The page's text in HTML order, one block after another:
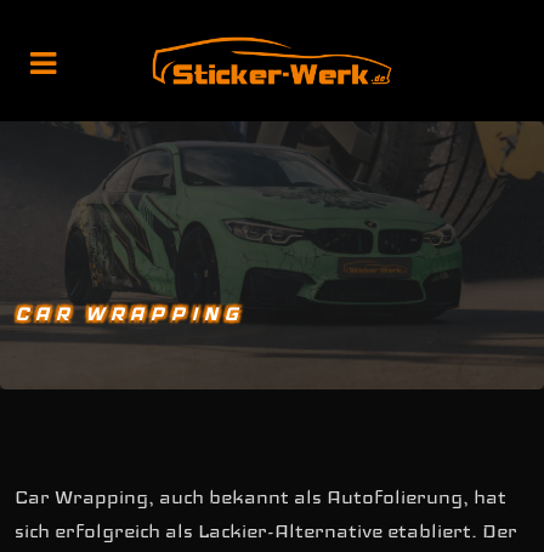
CAR WRAPPING
Car Wrapping, auch bekannt als Autofolierung, hat
sich erfolgreich als Lackier-Alternative etabliert. Der